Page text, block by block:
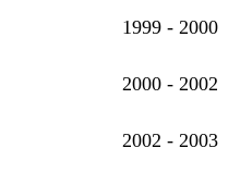
1999 - 2000
2000 - 2002
2002 - 2003